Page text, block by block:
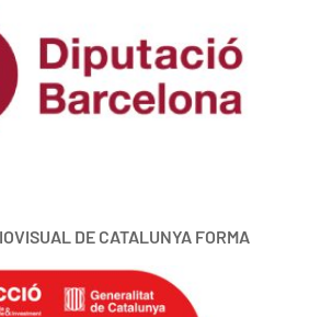
DE CATALUNYA FORMA